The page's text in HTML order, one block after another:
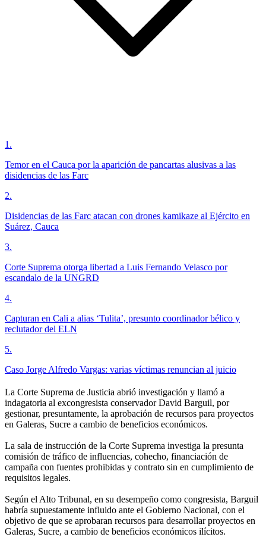
1 .
Temor en el Cauca por la aparición de pancartas alusivas a las
disidencias de las Farc
2.
Disidencias de las Farc atacan con drones kamikaze al Ejército en
Suárez, Cauca
3.
Corte Suprema otorga libertad a Luis Fernando Velasco por
escandalo de la UNGRD
4.
Capturan en Cali a alias ‘Tulita’, presunto coordinador bélico y
reclutador del ELN
5.
Caso Jorge Alfredo Vargas: varias víctimas renuncian al juicio
La Corte Suprema de Justicia abrió investigación y llamó a
indagatoria al excongresista conservador David Barguil, por
gestionar, presuntamente, la aprobación de recursos para proyectos
en Galeras, Sucre a cambio de beneficios económicos.
La sala de instrucción de la Corte Suprema investiga la presunta
comisión de tráfico de influencias, cohecho, financiación de
campaña con fuentes prohibidas y contrato sin en cumplimiento de
requisitos legales.
Según el Alto Tribunal, en su desempeño como congresista, Barguil
habría supuestamente influido ante el Gobierno Nacional, con el
objetivo de que se aprobaran recursos para desarrollar proyectos en
Galeras, Sucre, a cambio de beneficios económicos ilícitos.